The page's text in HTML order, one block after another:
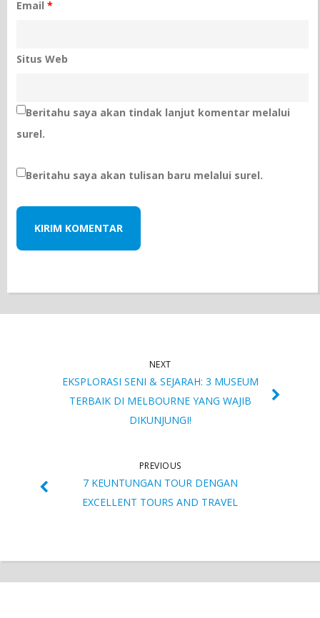
Email*
Situs Web
Beritahu saya akan tindak lanjut komentar melalui
surel.
Beritahu saya akan tulisan baru melalui surel.
NEXT
EKSPLORASI SENI & SEJARAH: 3 MUSEUM
TERBAIK DI MELBOURNE YANG WAJIB
DIKUNJUNGI!
PREVIOUS
7 KEUNTUNGAN TOUR DENGAN
EXCELLENT TOURS AND TRAVEL